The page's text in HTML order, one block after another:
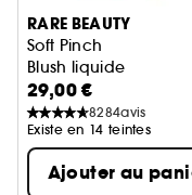
nourrissantes
lisses et non
Léger parfum de
Disponible en 8
- Wish – corail vif
RARE BEAUTY
Soft Pinch
Blush liquide
29,00 €
8284avis
Existe en 14 teintes
Ajouter au